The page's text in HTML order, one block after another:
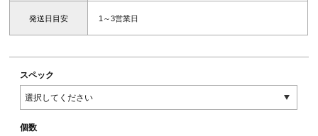
発送日目安 1～3営業日
スペック
個数